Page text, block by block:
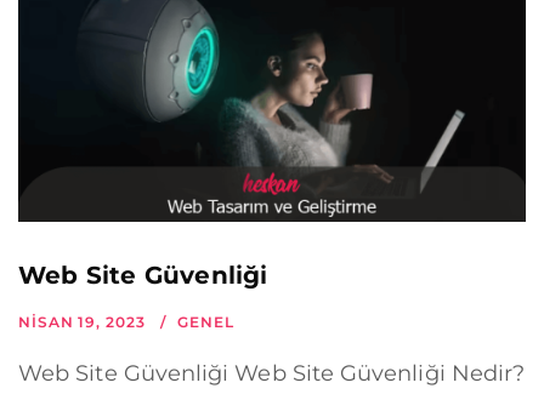
Web Site Güvenliği
NISAN 19, 2023 GENEL
Web Site Güvenliği Web Site Güvenliği Nedir?